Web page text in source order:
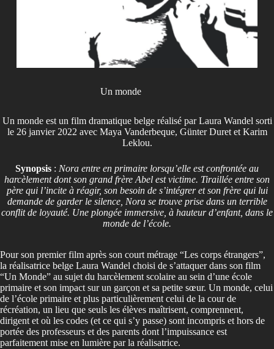
Un monde
Un monde est un film dramatique belge réalisé par Laura Wandel sorti
le 26 janvier 2022 avec Maya Vanderbeque, Günter Duret et Karim
Leklou.
Synopsis : Nora entre en primaire lorsqu’elle est confrontée au
harcèlement dont son grand frère Abel est victime. Tiraillée entre son
père qui l’incite à réagir, son besoin de s’intégrer et son frère qui lui
demande de garder le silence, Nora se trouve prise dans un terrible
conflit de loyauté. Une plongée immersive, à hauteur d’enfant, dans le
monde de l’école.
Pour son premier film après son court métrage “Les corps étrangers”,
la réalisatrice belge Laura Wandel choisi de s’attaquer dans son film
“Un Monde” au sujet du harcèlement scolaire au sein d’une école
primaire et son impact sur un garçon et sa petite sœur. Un monde, celui
de l’école primaire et plus particulièrement celui de la cour de
récréation, un lieu que seuls les élèves maîtrisent, comprennent,
dirigent et où les codes (et ce qui s’y passe) sont incompris et hors de
portée des professeurs et des parents dont l’impuissance est
parfaitement mise en lumière par la réalisatrice.